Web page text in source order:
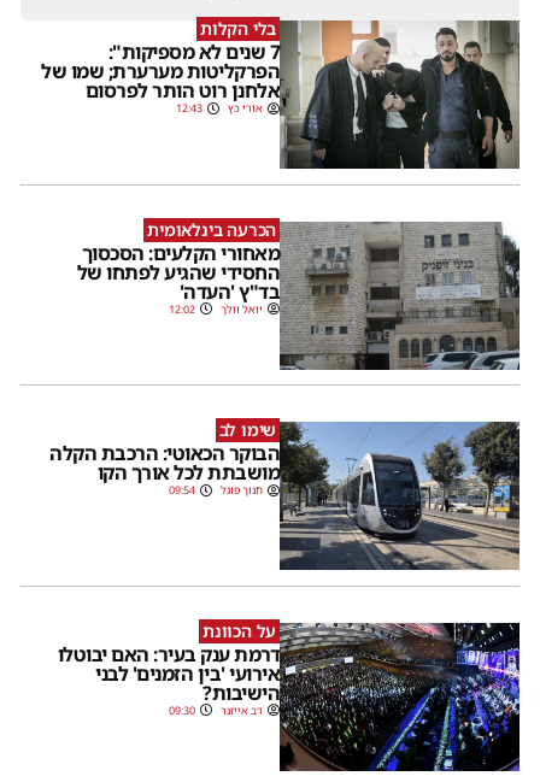
בלי הקלות
7 שנים לא מספיקות":
הפרקליטות מערערת; שמו של
אלחנן רוט הותר לפרסום
אורי כץ 12:43
הכרעה בינלאומית
מאחורי הקלעים: הסכסוך
החסידי שהגיע לפתחו של
בד"ץ 'העדה'
יואל וולך 12:02
שימו לב
הבוקר הכאוטי: הרכבת הקלה
מושבתת לכל אורך הקו
חנוך פוגל 09:54
על הכוונת
דרמת ענק בעיר: האם יבוטלו
אירועי 'בין הזמנים' לבני
הישיבות?
דב אייזנר 09:30